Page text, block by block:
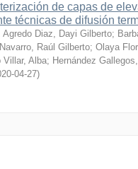
de capas de
técnicas de difusión
Agredo Diaz, Dayi Gilberto;
Raúl Gilberto; Olaya
Villar, Alba; Hernández
04-27)